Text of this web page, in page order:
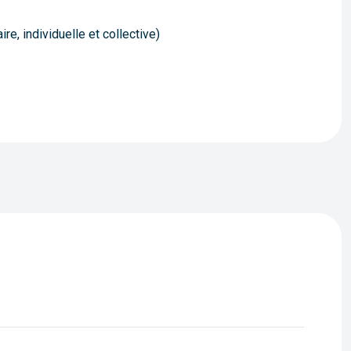
individuelle et collective)